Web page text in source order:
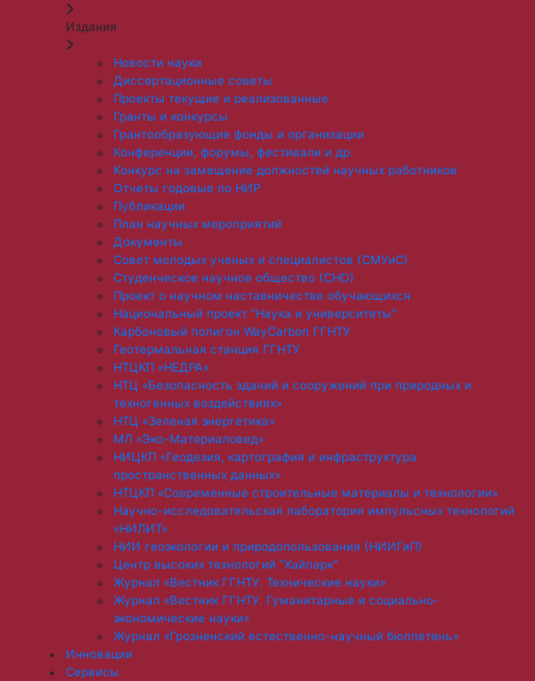
Издания
Новости науки
Диссертационные советы
Проекты текущие и реализованные
Гранты и конкурсы
Грантообразующие фонды и организации
Конференции, форумы, фестивали и др.
Конкурс на замещение должностей научных работников
Отчеты годовые по НИР
Публикации
План научныx мероприятий
Документы
Совет молодых ученых и специалистов (СМУиС)
Студенческое научное общество (СНО)
Проект о научном наставничестве обучающихся
Национальный проект "Наука и университеты"
Карбоновый полигон WayCarbon ГГНТУ
Геотермальная станция ГГНТУ
НТЦКП «НЕДРА»
НТЦ «Безопасность зданий и сооружений при природных и
техногенных воздействиях»
НТЦ «Зеленая энергетика»
МЛ «Эко-Материаловед»
НИЦКП «Геодезия, картография и инфраструктура
пространственных данных»
НТЦКП «Современные строительные материалы и технологии»
Научно-исследовательская лаборатория импульсных технологий
«НИЛИТ»
НИИ геоэкологии и природопользования (НИИГиП)
Центр высоких технологий "Хайпарк"
Журнал «Вестник ГГНТУ. Технические науки»
Журнал «Вестник ГГНТУ. Гуманитарные и социально-
экономические науки»
Журнал «Грозненский естественно-научный бюллетень»
Инновации
Сервисы